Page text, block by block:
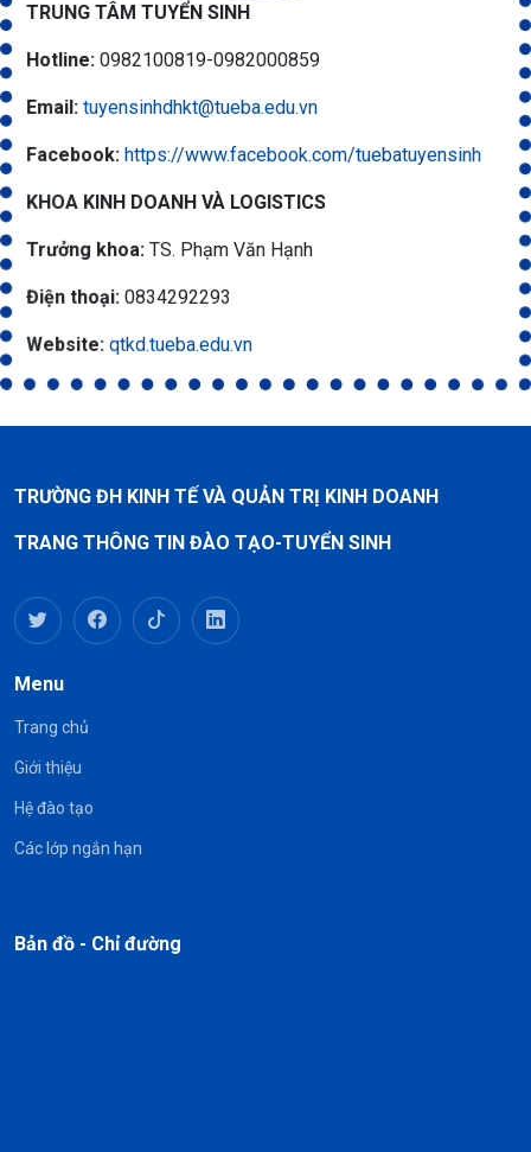
TRUNG TÂM TUYỂN SINH
Hotline: 0982100819-0982000859
Email: tuyensinhdhkt@tueba.edu.vn
Facebook: https://www.facebook.com/tuebatuyensinh
KHOA KINH DOANH VÀ LOGISTICS
Trưởng khoa: TS. Phạm Văn Hạnh
Điện thoại: 0834292293
Website: qtkd.tueba.edu.vn
TRƯỜNG ĐH KINH TẾ VÀ QUẢN TRỊ KINH DOANH
TRANG THÔNG TIN ĐÀO TẠO-TUYỂN SINH
Menu
Trang chủ
Giới thiệu
Hệ đào tạo
Các lớp ngắn hạn
Bản đồ - Chỉ đường